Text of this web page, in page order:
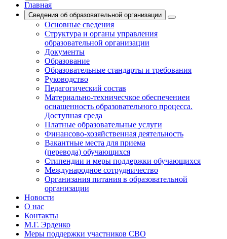
Главная
Сведения об образовательной организации
Основные сведения
Структура и органы управления
образовательной организации
Документы
Образование
Образовательные стандарты и требования
Руководство
Педагогический состав
Материально-техничесчкое обеспечениеи
оснащенность образовательного процесса.
Доступная среда
Платные образовательные услуги
Финансово-хозяйственная деятельность
Вакантные места для приема
(перевода) обучающихся
Стипендии и меры поддержки обучающихся
Международное сотрудничество
Организания питания в образовательной
организации
Новости
О нас
Контакты
М.Г. Эрденко
Меры поддержки участников СВО